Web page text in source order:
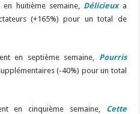
huitième semaine, Délicieux a
(+165%) pour un total de
en septième semaine, Pourris
(-40%) pour un total
en cinquième semaine, Cette